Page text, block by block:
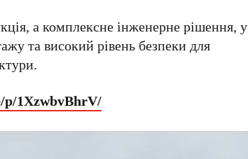
а комплексне інженерне рішення, у
та високий рівень безпеки для
p/1XzwbvBhrV/